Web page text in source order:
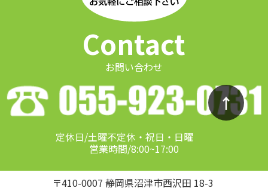
Contact
お問い合わせ
定休日/土曜不定休・祝日・日曜
営業時間/8:00~17:00
〒410-0007 静岡県沼津市西沢田 18-3
↑